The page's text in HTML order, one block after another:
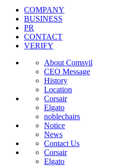
COMPANY
BUSINESS
PR
CONTACT
VERIFY
About Comsvil
CEO Message
History
Location
Corsair
Elgato
noblechairs
Notice
News
Contact Us
Corsair
Elgato